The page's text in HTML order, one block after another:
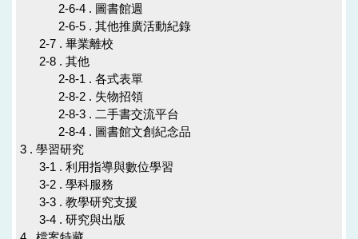
2-6-4 . 圖書館週
2-6-5 . 其他推廣活動紀錄
2-7 . 畢業離校
2-8 . 其他
2-8-1 . 各式表單
2-8-2 . 失物招領
2-8-3 . 二手書交流平台
2-8-4 . 圖書館文創紀念品
3 . 學習研究
3-1 . 利用指導與數位學習
3-2 . 學科服務
3-3 . 教學研究支援
3-4 . 研究與出版